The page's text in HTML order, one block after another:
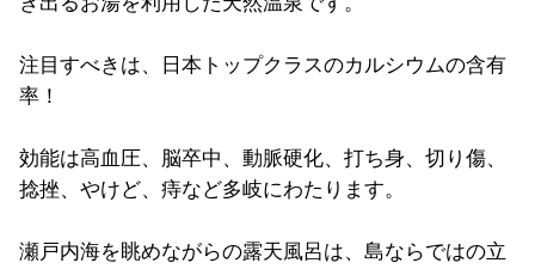
注目すべきは、日本トップクラスのカルシウムの含有
率！
効能は高血圧、脳卒中、動脈硬化、打ち身、切り傷、
捻挫、やけど、痔など多岐にわたります。
瀬戸内海を眺めながらの露天風呂は、島ならではの立